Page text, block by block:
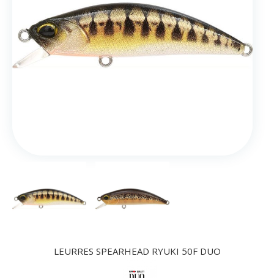
LEURRES SPEARHEAD RYUKI 50F DUO